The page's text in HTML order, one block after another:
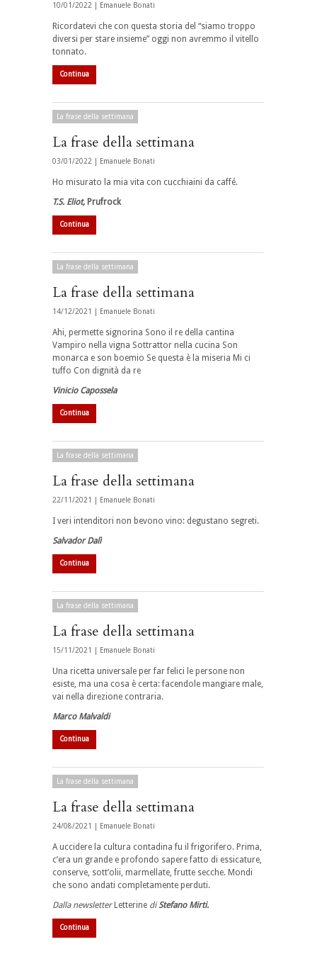
10/01/2022 | Emanuele Bonati
Ricordatevi che con questa storia del “siamo troppo
diversi per stare insieme” oggi non avremmo il vitello
tonnato.
Continua
La frase della settimana
La frase della settimana
03/01/2022 | Emanuele Bonati
Ho misurato la mia vita con cucchiaini da caffé.
T.S. Eliot, Prufrock
Continua
La frase della settimana
La frase della settimana
14/12/2021 | Emanuele Bonati
Ahi, permette signorina Sono il re della cantina
Vampiro nella vigna Sottrattor nella cucina Son
monarca e son boemio Se questa è la miseria Mi ci
tuffo Con dignità da re
Vinicio Capossela
Continua
La frase della settimana
La frase della settimana
22/11/2021 | Emanuele Bonati
I veri intenditori non bevono vino: degustano segreti.
Salvador Dalì
Continua
La frase della settimana
La frase della settimana
15/11/2021 | Emanuele Bonati
Una ricetta universale per far felici le persone non
esiste, ma una cosa è certa: facendole mangiare male,
vai nella direzione contraria.
Marco Malvaldi
Continua
La frase della settimana
La frase della settimana
24/08/2021 | Emanuele Bonati
A uccidere la cultura contadina fu il frigorifero. Prima,
c’era un grande e profondo sapere fatto di essicature,
conserve, sott’olii, marmellate, frutte secche. Mondi
che sono andati completamente perduti.
Dalla newsletterLetterine diStefano Mirti.
Continua